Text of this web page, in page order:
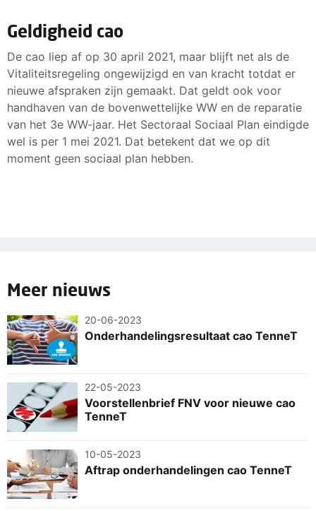
Geldigheid cao
De cao liep af op 30 april 2021, maar blijft net als de
Vitaliteitsregeling ongewijzigd en van kracht totdat er
nieuwe afspraken zijn gemaakt. Dat geldt ook voor
handhaven van de bovenwettelijke WW en de reparatie
van het 3e WW-jaar. Het Sectoraal Sociaal Plan eindigde
wel is per 1 mei 2021. Dat betekent dat we op dit
moment geen sociaal plan hebben.
Meer nieuws
20-06-2023
Onderhandelingsresultaat cao TenneT
22-05-2023
Voorstellenbrief FNV voor nieuwe cao
TenneT
10-05-2023
Aftrap onderhandelingen cao TenneT